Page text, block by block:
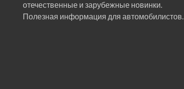
отечественные и зарубежные новинки.
Полезная информация для автомобилистов.